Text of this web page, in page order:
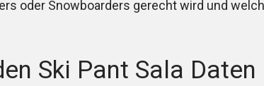
oder Snowboarders gerecht wird und
Ski Pant Sala Daten